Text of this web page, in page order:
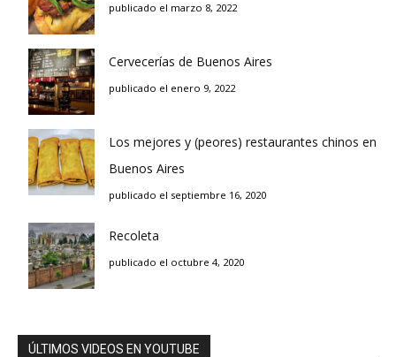
publicado el marzo 8, 2022
Cervecerías de Buenos Aires
publicado el enero 9, 2022
Los mejores y (peores) restaurantes chinos en
Buenos Aires
publicado el septiembre 16, 2020
Recoleta
publicado el octubre 4, 2020
ÚLTIMOS VIDEOS EN YOUTUBE